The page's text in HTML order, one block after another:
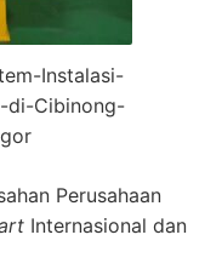
Instalasi-
di-Cibinong-
Perusahaan
Internasional dan